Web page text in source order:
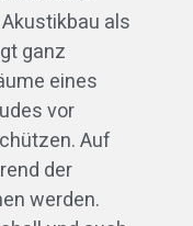
als
ganz
eines
vor
Auf
der
werden.